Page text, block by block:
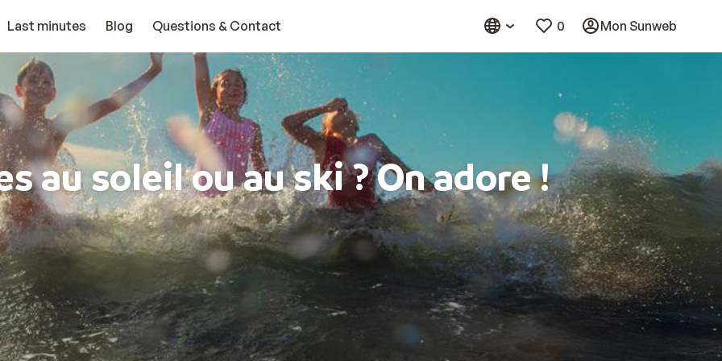
Last minutes Blog Questions & Contact 0 Mon Sunweb
au soleil ou au ski ? On adore !